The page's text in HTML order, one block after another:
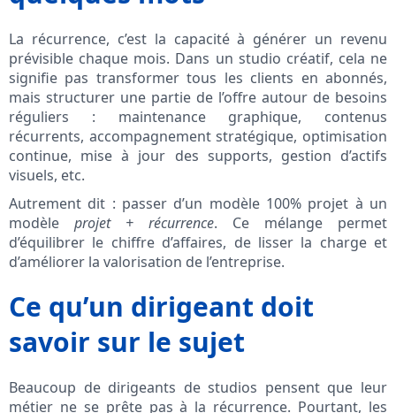
La récurrence, c’est la capacité à générer un revenu
prévisible chaque mois. Dans un studio créatif, cela ne
signifie pas transformer tous les clients en abonnés,
mais structurer une partie de l’offre autour de besoins
réguliers : maintenance graphique, contenus
récurrents, accompagnement stratégique, optimisation
continue, mise à jour des supports, gestion d’actifs
visuels, etc.
Autrement dit : passer d’un modèle 100% projet à un
modèle projet + récurrence. Ce mélange permet
d’équilibrer le chiffre d’affaires, de lisser la charge et
d’améliorer la valorisation de l’entreprise.
Ce qu’un dirigeant doit
savoir sur le sujet
Beaucoup de dirigeants de studios pensent que leur
métier ne se prête pas à la récurrence. Pourtant, les